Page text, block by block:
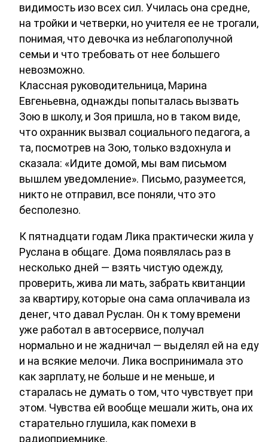
видимость изо всех сил. Училась она средне,
на тройки и четверки, но учителя ее не трогали,
понимая, что девочка из неблагополучной
семьи и что требовать от нее большего
невозможно.
Классная руководительница, Марина
Евгеньевна, однажды попыталась вызвать
Зою в школу, и Зоя пришла, но в таком виде,
что охранник вызвал социального педагога, а
та, посмотрев на Зою, только вздохнула и
сказала: «Идите домой, мы вам письмом
вышлем уведомление». Письмо, разумеется,
никто не отправил, все поняли, что это
бесполезно.
К пятнадцати годам Лика практически жила у
Руслана в общаге. Дома появлялась раз в
несколько дней — взять чистую одежду,
проверить, жива ли мать, забрать квитанции
за квартиру, которые она сама оплачивала из
денег, что давал Руслан. Он к тому времени
уже работал в автосервисе, получал
нормально и не жадничал — выделял ей на еду
и на всякие мелочи. Лика воспринимала это
как зарплату, не больше и не меньше, и
старалась не думать о том, что чувствует при
этом. Чувства ей вообще мешали жить, она их
старательно глушила, как помехи в
радиоприемнике.